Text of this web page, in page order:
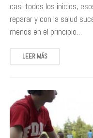
casi todos los inicios,
reparar y con la salud
menos en el principio…
LEER MÁS